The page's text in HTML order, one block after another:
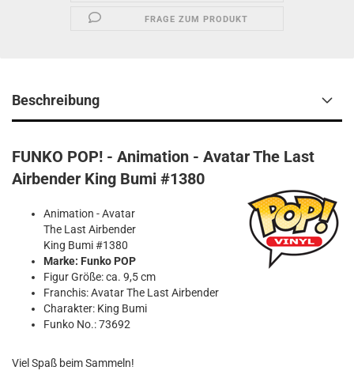
FRAGE ZUM PRODUKT
Beschreibung
FUNKO POP! - Animation - Avatar The Last
Airbender King Bumi #1380
Animation - Avatar
The Last Airbender
King Bumi #1380
Marke: Funko POP
Figur Größe: ca. 9,5 cm
Franchis: Avatar The Last Airbender
Charakter: King Bumi
Funko No.: 73692
Viel Spaß beim Sammeln!